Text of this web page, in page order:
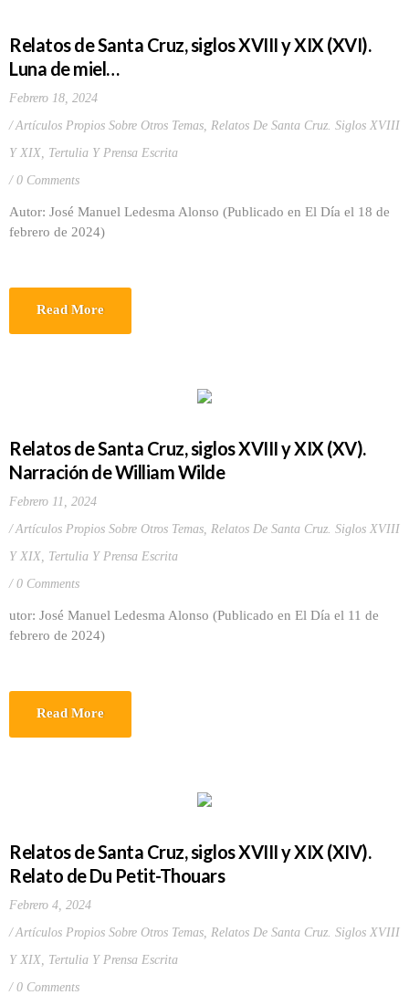
Relatos de Santa Cruz, siglos XVIII y XIX (XVI).
Luna de miel…
Febrero 18, 2024
Artículos Propios Sobre Otros Temas, Relatos De Santa Cruz. Siglos XVIII
Y XIX, Tertulia Y Prensa Escrita
0 Comments
Autor: José Manuel Ledesma Alonso (Publicado en El Día el 18 de
febrero de 2024)
Read More
Relatos de Santa Cruz, siglos XVIII y XIX (XV).
Narración de William Wilde
Febrero 11, 2024
Artículos Propios Sobre Otros Temas, Relatos De Santa Cruz. Siglos XVIII
Y XIX, Tertulia Y Prensa Escrita
0 Comments
utor: José Manuel Ledesma Alonso (Publicado en El Día el 11 de
febrero de 2024)
Read More
Relatos de Santa Cruz, siglos XVIII y XIX (XIV).
Relato de Du Petit-Thouars
Febrero 4, 2024
Artículos Propios Sobre Otros Temas, Relatos De Santa Cruz. Siglos XVIII
Y XIX, Tertulia Y Prensa Escrita
0 Comments